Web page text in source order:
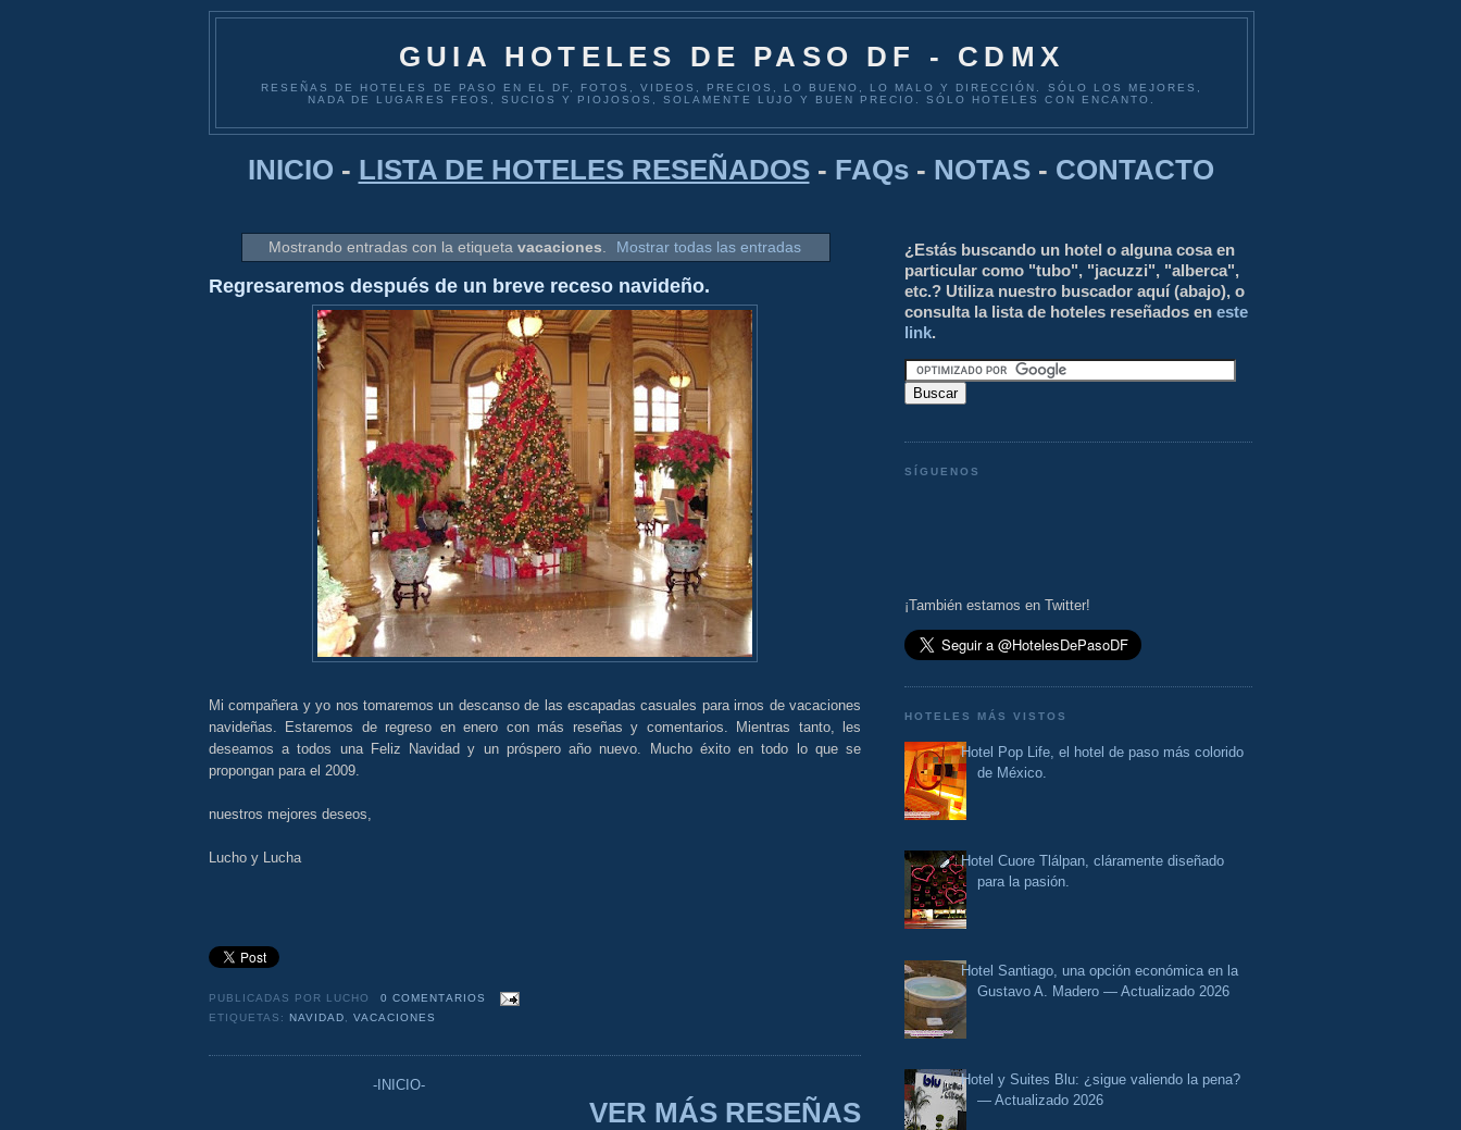
GUIA HOTELES DE PASO DF - CDMX
RESEÑAS DE HOTELES DE PASO EN EL DF, FOTOS, VIDEOS, PRECIOS, LO BUENO, LO MALO Y DIRECCIÓN. SÓLO LOS MEJORES,
NADA DE LUGARES FEOS, SUCIOS Y PIOJOSOS, SOLAMENTE LUJO Y BUEN PRECIO. SÓLO HOTELES CON ENCANTO.
INICIO - LISTA DE HOTELES RESEÑADOS- FAQs- NOTAS- CONTACTO
Mostrando entradas con la etiqueta vacaciones Mostrar todas las entradas
Regresaremos después de un breve receso navideño.
Mi compañera y yo nos tomaremos un descanso de las escapadas casuales para irnos de vacaciones
navideñas. Estaremos de regreso en enero con más reseñas y comentarios. Mientras tanto, les
deseamos a todos una Feliz Navidad y un próspero año nuevo. Mucho éxito en todo lo que se
propongan para el 2009.
nuestros mejores deseos,
Lucho y Lucha
PUBLICADAS POR LUCHO
0 COMENTARIOS
ETIQUETAS: NAVIDAD ,VACACIONES
VER MÁS RESEÑAS
-INICIO-
¿Estás buscando un hotel o alguna cosa en
particular como "tubo", "jacuzzi", "alberca",
etc.? Utiliza nuestro buscador aquí (abajo), o
consulta la lista de hoteles reseñados en este
link.
SÍGUENOS
¡También estamos en Twitter!
HOTELES MÁS VISTOS
Hotel Pop Life, el hotel de paso más colorido
de México.
Hotel Cuore Tlálpan, cláramente diseñado
para la pasión.
Hotel Santiago, una opción económica en la
Gustavo A. Madero — Actualizado 2026
Hotel y Suites Blu: ¿sigue valiendo la pena?
— Actualizado 2026